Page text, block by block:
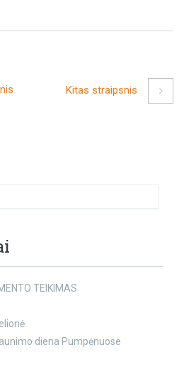
Kitas straipsnis
TEIKIMAS
diena Pumpėnuose